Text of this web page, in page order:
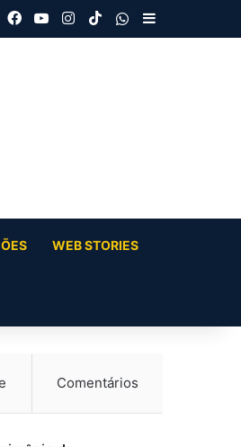
Facebook
YouTubeInstagram
TikTokWhatsApp
Barra Lateral
WEB STORIES
Comentários